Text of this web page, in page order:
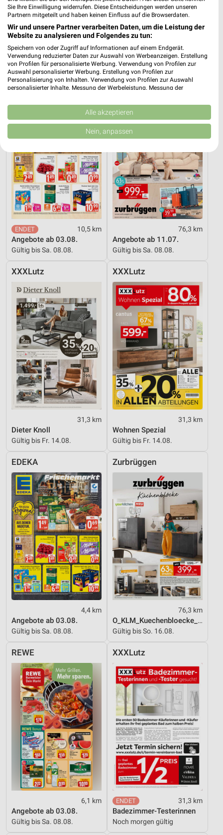
10,8 km
Angebote ab 01.08.
Noch morgen gültig
Angebote ab 03.08.
Gültig bis Sa. 08.08.
Marktkauf
10,5 km
Angebote ab 03.08.
Gültig bis Sa. 08.08.
Zurbrüggen
76,3 km
Angebote ab 11.07.
Gültig bis Sa. 08.08.
XXXLutz
31,3 km
Dieter Knoll
Gültig bis Fr. 14.08.
XXXLutz
31,3 km
Wohnen Spezial
Gültig bis Fr. 14.08.
EDEKA
4,4 km
Angebote ab 03.08.
Gültig bis Sa. 08.08.
Zurbrüggen
76,3 km
O_KLM_Kuechenbloecke_01_26_ES
Gültig bis So. 16.08.
REWE
6,1 km
Angebote ab 03.08.
Gültig bis Sa. 08.08.
XXXLutz
31,3 km
Badezimmer-Testerinnen
Noch morgen gültig
Sie Ihre Einwilligung widerrufen. Diese Entscheidungen werden unseren
Partnern mitgeteilt und haben keinen Einfluss auf die Browserdaten.
Wir und unsere Partner verarbeiten Daten, um die Leistung der
Website zu analysieren und Folgendes zu tun:
Speichern von oder Zugriff auf Informationen auf einem Endgerät.
Verwendung reduzierter Daten zur Auswahl von Werbeanzeigen. Erstellung
von Profilen für personalisierte Werbung. Verwendung von Profilen zur
Auswahl personalisierter Werbung. Erstellung von Profilen zur
Personalisierung von Inhalten. Verwendung von Profilen zur Auswahl
personalisierter Inhalte. Messung der Werbeleistung. Messung der
Kombinationen von Daten aus verschiedenen Quellen. Entwicklung und
Verbesserung der Angebote. Verwendung reduzierter Daten zur Auswahl
von Inhalten.
Daten können außerhalb der Europäischen Union weitergegeben und in die
USA gesendet werden.
Website/App.
Partnerliste anzeigen (1 IAB-Anbieter)
Wir nutzen Ihre Daten für folgende Zwecke:
IAB-Verarbeitungszwecke:
Speichern von oder Zugriff auf Informationen
auf einem Endgerät
Verwendung reduzierter Daten zur Auswahl von
Werbeanzeigen
Werbung
Verwendung von Profilen zur Auswahl
personalisierter Werbung
Erstellung von Profilen zur Personalisierung
von Inhalten
Verwendung von Profilen zur Auswahl
personalisierter Inhalte
Messung der Werbeleistung
Messung der Performance von Inhalten
Analyse von Zielgruppen durch Statistiken oder
Kombinationen von Daten aus verschiedenen
Quellen
Entwicklung und Verbesserung der Angebote
Verwendung reduzierter Daten zur Auswahl von
Inhalten
IAB-Besonderheiten:
Verwendung genauer Standortdaten
Geräte anhand von aktiv angeforderten
Informationen identifizieren
Nicht-IAB-Verarbeitungszwecke:
Notwendig
Performance
Funktional
Alle akzeptieren
Nein, anpassen